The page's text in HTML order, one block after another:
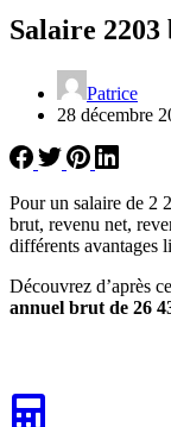
Salaire
Patrice
28 décembre
Pour un salaire de 2
brut, revenu net,
différents avantages
Découvrez d’après
annuel brut de 26